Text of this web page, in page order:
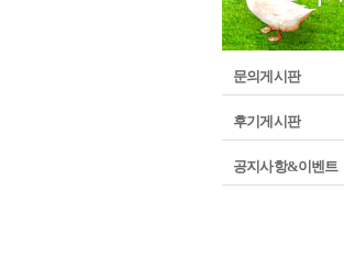
문의게시판
후기게시판
공지사항&이벤트